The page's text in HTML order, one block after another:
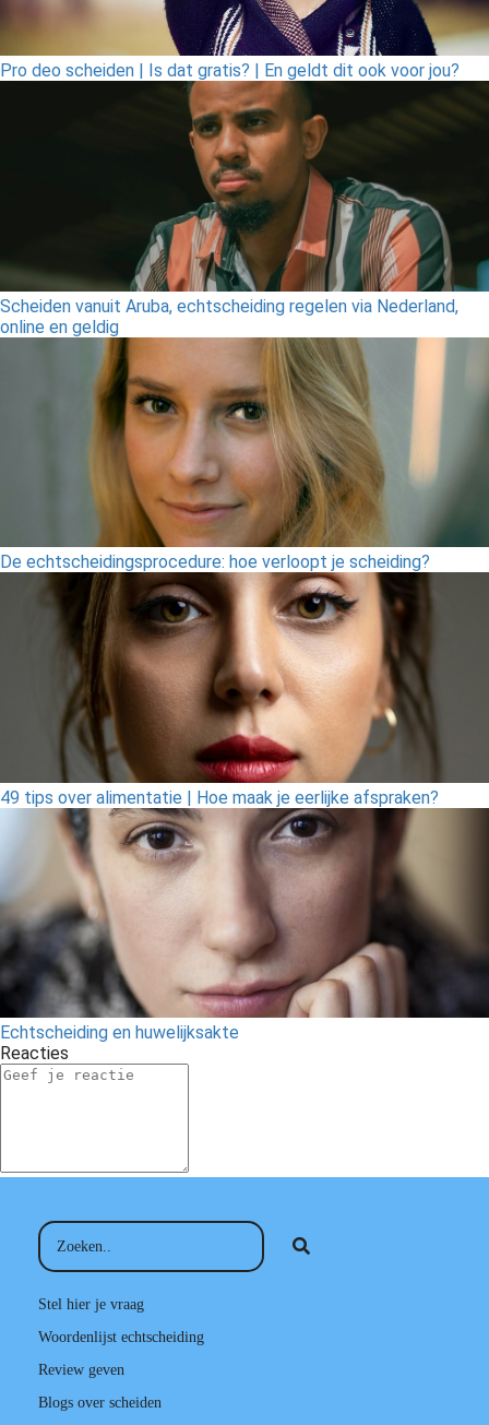
Pro deo scheiden | Is dat gratis? | En geldt dit ook voor jou?
Scheiden vanuit Aruba, echtscheiding regelen via Nederland,
online en geldig
De echtscheidingsprocedure: hoe verloopt je scheiding?
49 tips over alimentatie | Hoe maak je eerlijke afspraken?
Echtscheiding en huwelijksakte
Reacties
Stel hier je vraag
Woordenlijst echtscheiding
Review geven
Blogs over scheiden